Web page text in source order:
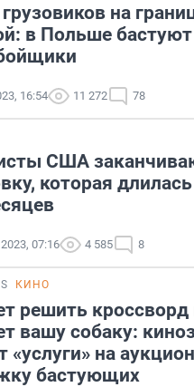
на
в Польше бастуют
16:54 11 272 78
США
которая
07:16 4 585 8
КИНО
решить кроссворд
вашу собаку:
«услуги» на
бастующих